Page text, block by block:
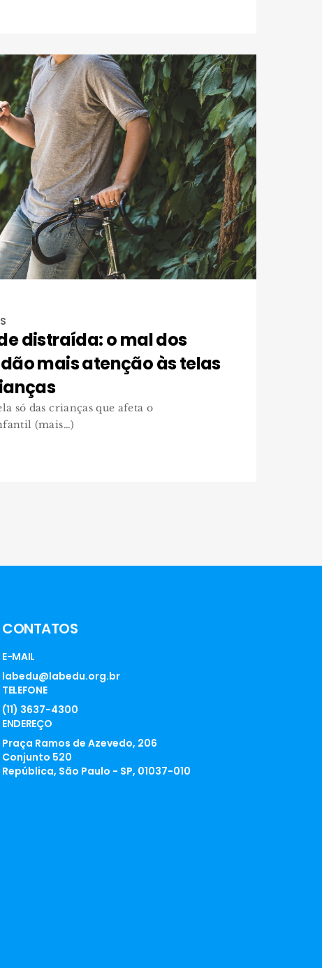
distraída: o mal dos
mais atenção às telas
só das crianças que afeta o
(mais…)
CONTATOS
E-MAIL
labedu@labedu.org.br
TELEFONE
(11) 3637-4300
ENDEREÇO
Praça Ramos de Azevedo, 206
Conjunto 520
República, São Paulo - SP, 01037-010